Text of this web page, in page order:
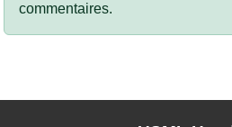
commentaires.